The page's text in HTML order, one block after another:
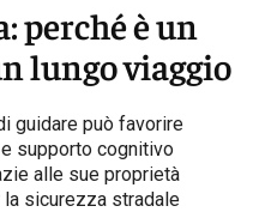
perché è un
lungo viaggio
guidare può favorire
supporto cognitivo
alle sue proprietà
sicurezza stradale